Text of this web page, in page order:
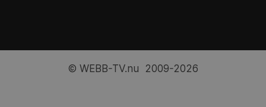
© WEBB-TV.nu 2009-2026